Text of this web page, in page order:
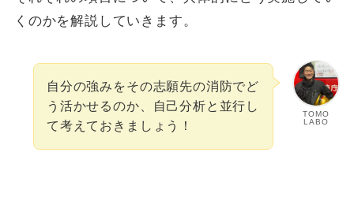
くのかを解説していきます。
TOMO
LABO
自分の強みをその志願先の消防でど
う活かせるのか、自己分析と並行し
て考えておきましょう！